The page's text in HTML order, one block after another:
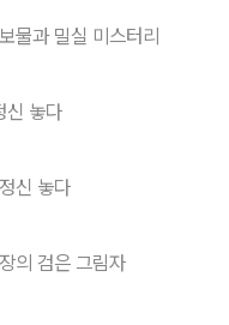
물과 밀실 미스터리
신 놓다
신 놓다
의 검은 그림자